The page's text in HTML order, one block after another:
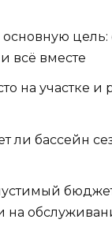
цель:
всё вместе
на участке и
ли бассейн
на